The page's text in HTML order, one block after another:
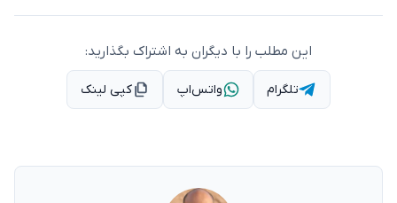
این مطلب را با دیگران به اشتراک بگذارید:
تلگرام واتس‌اپ کپی لینک